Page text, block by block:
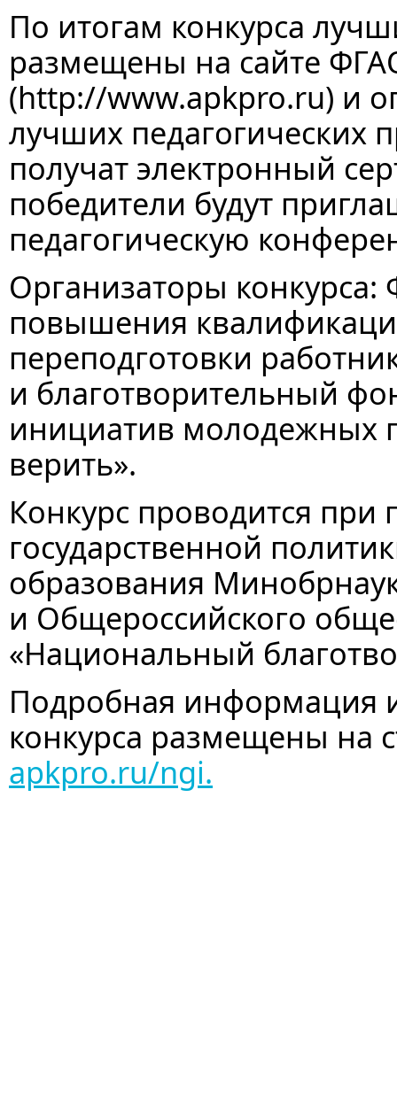
По итогам конкурса
размещены на сайте
(http://www.apkpro.ru) и
лучших педагогических
получат электронный
победители будут
педагогическую
Организаторы
повышения
переподготовки
и благотворительный
инициатив молодежных
верить».
Конкурс проводится
государственной
образования
и Общероссийского
«Национальный
Подробная информация
конкурса размещены на
apkpro.ru/ngi.